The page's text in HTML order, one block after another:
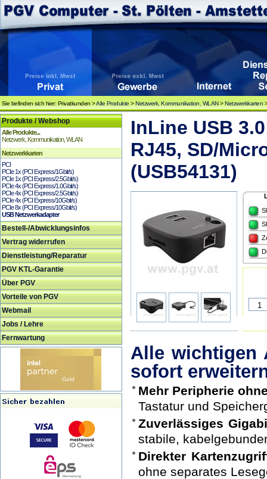
Sie befinden sich hier: Privatkunden >Alle Produkte >Netzwerk, Kommunikation, WLAN>Netzwerkkarten
Produkte / Webshop
Alle Produkte...
Netzwerk, Kommunikation, WLAN
Netzwerkkarten
PCI
PCIe 1x (PCI Express/1Gbit/s)
PCIe 1x (PCI Express/2.5Gbit/s)
PCIe 4x (PCI Express/1.0Gbit/s)
PCIe 4x (PCI Express/2.5Gbit/s)
PCIe 4x (PCI Express/10Gbit/s)
PCIe 8x (PCI Express/10Gbit/s)
USB Netzwerkadapter
Bestell-/Abwicklungsinfos
Vertrag widerrufen
Dienstleistung/Reparatur
PGV KTL-Garantie
Über PGV
Vorteile von PGV
Webmail
Jobs / Lehre
Fernwartung
InLine USB
RJ45, SD/
(USB54131)
Alle wichtigen
sofort
Mehr Peripherie
Tastatur und
Zuverlässiges
stabile,
Direkter
ohne separates